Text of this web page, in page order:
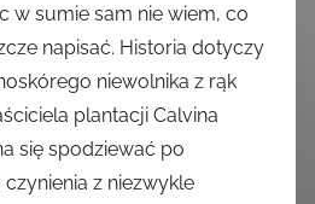
w sumie sam nie wiem, co
napisać. Historia dotyczy
niewolnika z rąk
plantacji Calvina
się spodziewać po
z niezwykle